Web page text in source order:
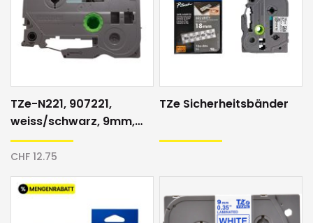
TZe-N221, 907221,
weiss/schwarz, 9mm,
Direktdruck, Schriftband
CHF 12.75
TZe Sicherheitsbänder